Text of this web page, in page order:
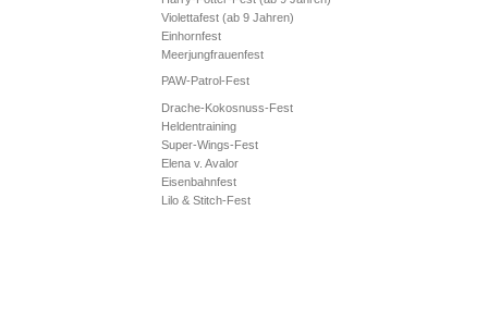
Violettafest (ab 9 Jahren)
Einhornfest
Meerjungfrauenfest
PAW-Patrol-Fest
Drache-Kokosnuss-Fest
Heldentraining
Super-Wings-Fest
Elena v. Avalor
Eisenbahnfest
Lilo & Stitch-Fest